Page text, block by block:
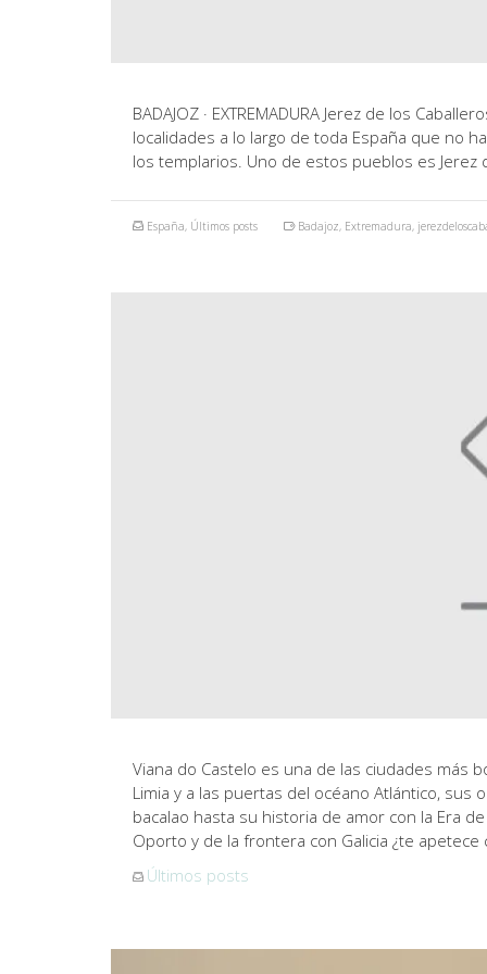
BADAJOZ · EXTREMADURA Jerez de los
localidades a lo largo de toda España que no
los templarios. Uno de estos pueblos es
España, Últimos posts Badajoz, Extremadura,
Viana do Castelo es una de las ciudades más
Limia y a las puertas del océano Atlántico,
bacalao hasta su historia de amor con la Era
Oporto y de la frontera con Galicia ¿te apetece
Últimos posts